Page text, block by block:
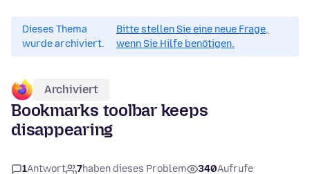
Dieses Thema
wurde archiviert.
Bitte stellen Sie eine neue Frage,
wenn Sie Hilfe benötigen.
Archiviert
Bookmarks toolbar keeps
disappearing
1Antwort 7haben dieses Problem 340Aufrufe